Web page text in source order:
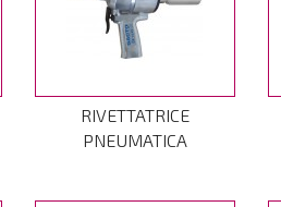
RIVETTATRICE
PNEUMATICA